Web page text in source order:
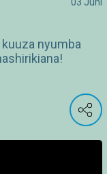
nyumba